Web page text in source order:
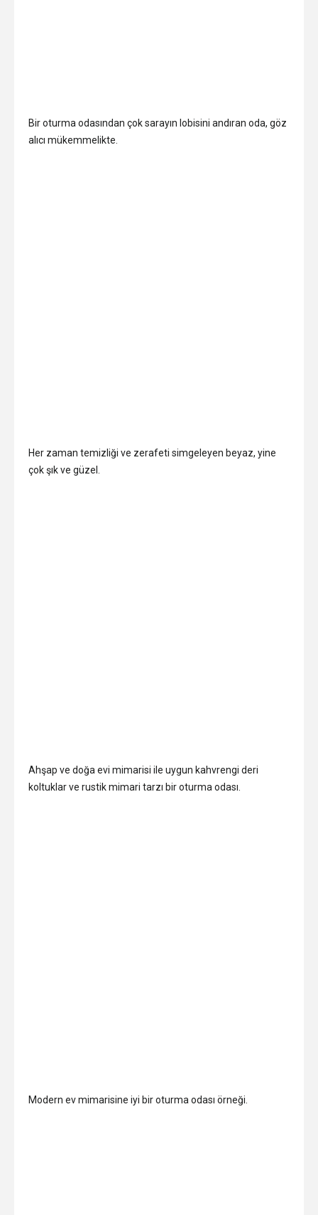
Bir oturma odasından çok sarayın lobisini andıran oda, göz
alıcı mükemmelikte.
Her zaman temizliği ve zerafeti simgeleyen beyaz, yine
çok şık ve güzel.
Ahşap ve doğa evi mimarisi ile uygun kahvrengi deri
koltuklar ve rustik mimari tarzı bir oturma odası.
Modern ev mimarisine iyi bir oturma odası örneği.